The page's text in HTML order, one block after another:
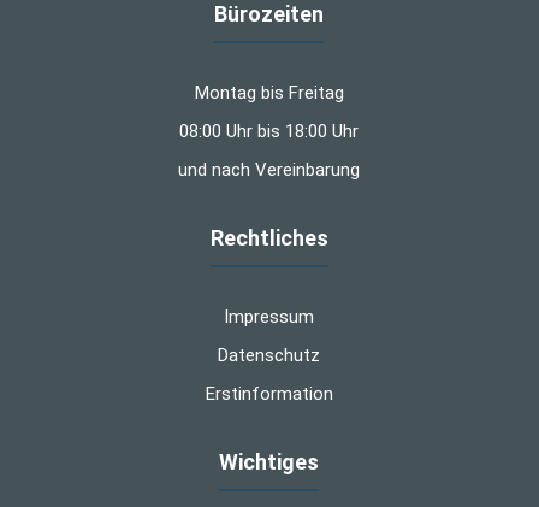
Bürozeiten
Montag bis Freitag
08:00 Uhr bis 18:00 Uhr
und nach Vereinbarung
Rechtliches
Impressum
Datenschutz
Erstinformation
Wichtiges